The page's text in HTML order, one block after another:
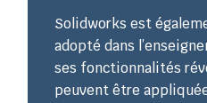
Solidworks est
adopté dans
ses fonctionnalités
peuvent être